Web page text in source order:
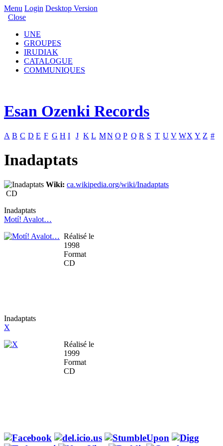
Menu Login Desktop Version
Close
UNE
GROUPES
IRUDIAK
CATALOGUE
COMMUNIQUES
Esan Ozenki Records
A B C D E F G H I J K L MN O P Q R S T U V WX Y Z #
Inadaptats
Wiki: ca.wikipedia.org/wiki/Inadaptats
CD
Inadaptats
Motí! Avalot…
Réalisé le
1998
Format
CD
Inadaptats
X
Réalisé le
1999
Format
CD